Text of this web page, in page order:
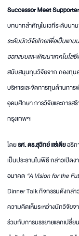
Successor Meet
บทบาทสำคัญในเวทีระดับนาน
ระดับนักวิจัยไทยเพื่อเป็นแกน
ออกแบบและพัฒนาเทคโนโล
สนับสนุนทุนวิจัยจาก กองทุน
บริหารและจัดการทุนด้านก
อุดมศึกษา การวิจัยและการส
กรุงเทพฯ
โดยรศ. ดร.สุวิทย์ แซ่เตียอธิก
เป็นประธานในพิธี กล่าวเปิด
อนาคต “A Vision for the
Dinner Talk กิจกรรมดังกล่
ความคิดเห็นระหว่างนักวิจัยจ
ร่วมกับการบรรยายแลกเปลี่